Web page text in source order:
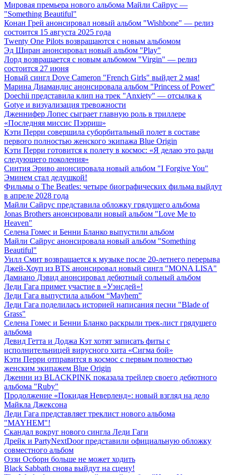
Мировая премьера нового альбома Майли Сайрус —
"Something Beautiful"
Конан Грей анонсировал новый альбом "Wishbone" — релиз
состоится 15 августа 2025 года
Twenty One Pilots возвращаются с новым альбомом
Эд Ширан анонсировал новый альбом "Play"
Лорд возвращается с новым альбомом "Virgin" — релиз
состоится 27 июня
Новый сингл Dove Cameron "French Girls" выйдет 2 мая!
Марина Диамандис анонсировала альбом "Princess of Power"
Doechii представила клип на трек "Anxiety" — отсылка к
Gotye и визуализация тревожности
Дженнифер Лопес сыграет главную роль в триллере
«Последняя миссис Пэрриш»
Кэти Перри совершила суборбитальный полет в составе
первого полностью женского экипажа Blue Origin
Кэти Перри готовится к полету в космос: «Я делаю это ради
следующего поколения»
Синтия Эриво анонсировала новый альбом "I Forgive You"
Эминем стал дедушкой!
Фильмы о The Beatles: четыре биографических фильма выйдут
в апреле 2028 года
Майли Сайрус представила обложку грядущего альбома
Jonas Brothers анонсировали новый альбом "Love Me to
Heaven"
Селена Гомес и Бенни Бланко выпустили альбом
Майли Сайрус анонсировала новый альбом "Something
Beautiful"
Уилл Смит возвращается к музыке после 20-летнего перерыва
Джей-Хоуп из BTS анонсировал новый сингл "MONA LISA"
Дамиано Дэвид анонсировал дебютный сольный альбом
Леди Гага примет участие в «Уэнсдей»!
Леди Гага выпустила альбом “Mayhem”
Леди Гага поделилась историей написания песни "Blade of
Grass"
Селена Гомес и Бенни Бланко раскрыли трек-лист грядущего
альбома
Девид Гетта и Доджа Кэт хотят записать фиты с
исполнительницей вирусного хита «Сигма бой»
Кэти Перри отправится в космос с первым полностью
женским экипажем Blue Origin
Дженни из BLACKPINK показала трейлер своего дебютного
альбома "Ruby"
Продолжение «Покидая Неверленд»: новый взгляд на дело
Майкла Джексона
Леди Гага представляет треклист нового альбома
"MAYHEM"!
Скандал вокруг нового сингла Леди Гаги
Дрейк и PartyNextDoor представили официальную обложку
совместного альбом
Оззи Осборн больше не может ходить
Black Sabbath снова выйдут на сцену!